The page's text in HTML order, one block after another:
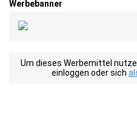
Werbebanner
Um dieses Werbemittel
einloggen oder sich